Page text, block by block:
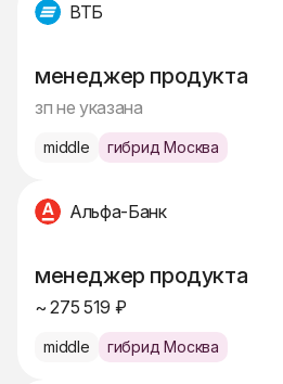
ВТБ
менеджер продукта
зп не указана
middle гибрид Москва
Альфа-Банк
менеджер продукта
~ 275 519 ₽
middle гибрид Москва